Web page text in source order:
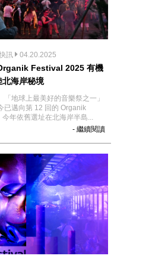
訊 04.20.2025
Festival 2025 有機
北海岸秘境
地球上最美好的音樂祭之一」
已邁向第 12 回的 Organik
年依舊選址在北海岸半島...
- 繼續閱讀